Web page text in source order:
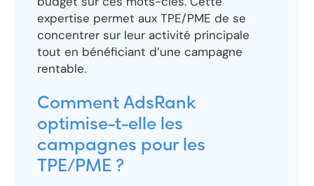
expertise permet aux TPE/PME de se
concentrer sur leur activité principale
tout en bénéficiant d’une campagne
rentable.
Comment AdsRank
optimise-t-elle les
campagnes pour les
TPE/PME ?